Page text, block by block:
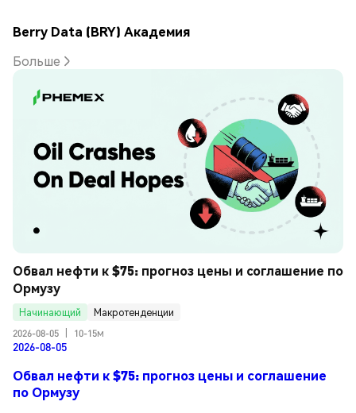
Berry Data (BRY) Академия
Больше
Обвал нефти к $75: прогноз цены и соглашение по
Ормузу
Начинающий
Макротенденции
2026-08-05
10-15м
2026-08-05
Обвал нефти к $75: прогноз цены и соглашение
по Ормузу